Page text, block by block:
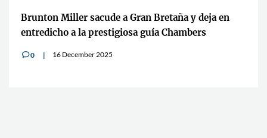
Brunton Miller sacude a Gran Bretaña y deja en
entredicho a la prestigiosa guía Chambers
v0 16 December 2025